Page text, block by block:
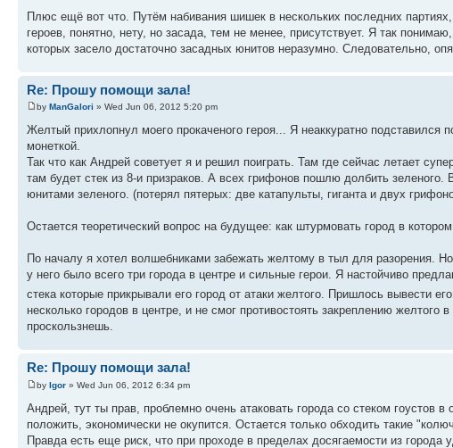
Плюс ещё вот что. Путём набивания шишек в нескольких последних
героев, понятно, нету, но засада, тем не менее, присутствует. Я так
которых засело достаточно засадных юнитов неразумно. Следовательно,
Re: Прошу помощи зала!
by ManGalori » Wed Jun 06, 2012 5:20 pm
Желтый прихлопнул моего прокаченого героя... Я неаккуратно подставился
монеткой.
Так что как Андрей советует я и решил поиграть. Там где сейчас летает
там будет стек из 8-и призраков. А всех грифонов пошлю долбить
юнитами зеленого. (потерял пятерых: две катапульты, гиганта и двух
Остается теоретический вопрос на будущее: как штурмовать город в
По началу я хотел волшебниками забежать желтому в тыл для разорения.
у него было всего три города в центре и сильные герои. Я настойчиво
стека которые прикрывали его город от атаки желтого. Пришлось вывести
несколько городов в центре, и не смог противостоять закреплению желтого
проскользнешь.
Re: Прошу помощи зала!
by Igor » Wed Jun 06, 2012 6:34 pm
Андрей, тут ты прав, проблемно очень атаковать города со стеком
положить, экономически не окупится. Остается только обходить такие
Правда есть еще риск, что при проходе в пределах досягаемости из города